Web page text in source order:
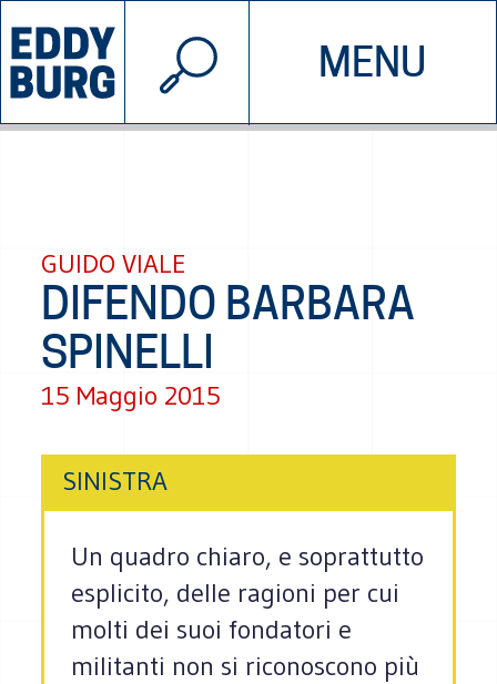
MENU
INIZIATIVE CHI SIAMO
© 2026 EDDYBURG
GUIDO VIALE
DIFENDO BARBARA
SPINELLI
15 Maggio 2015
SINISTRA
Un quadro chiaro, e soprattutto
esplicito, delle ragioni per cui
molti dei suoi fondatori e
militanti non si riconoscono più